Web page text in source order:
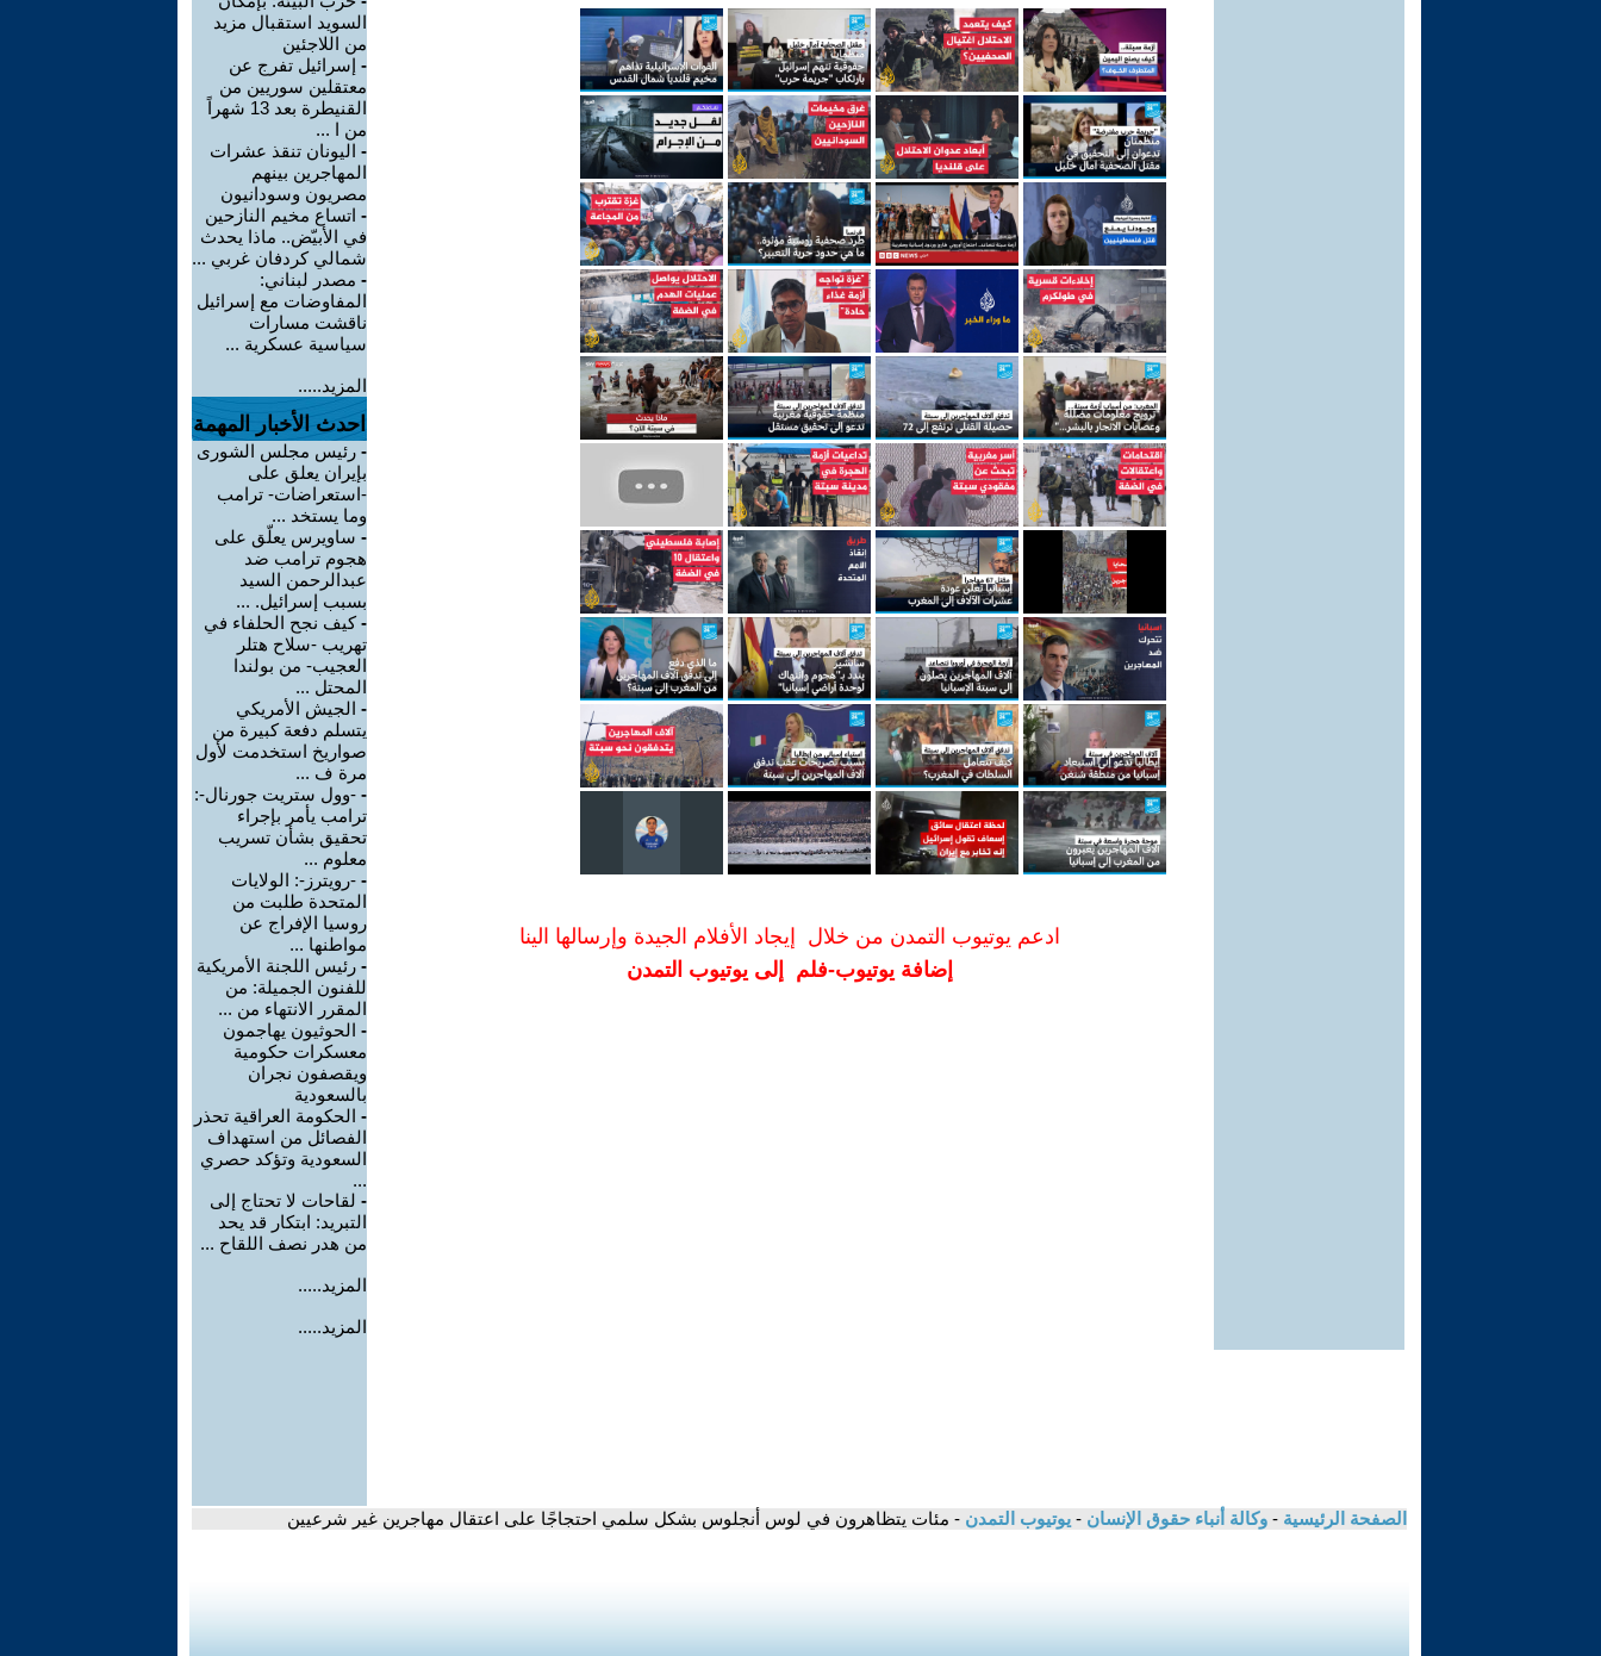
ادعم يوتيوب التمدن من خلال إيجاد الأفلام الجيدة وإرسالها الينا
إضافة يوتيوب-فلم إلى يوتيوب التمدن
السويد استقبال مزيد
من اللاجئين
- إسرائيل تفرج عن
معتقلين سوريين من
القنيطرة بعد 13 شهراً
من ا ...
- اليونان تنقذ عشرات
المهاجرين بينهم
مصريون وسودانيون
- اتساع مخيم النازحين
في الأبيّض.. ماذا يحدث
شمالي كردفان غربي ...
- مصدر لبناني:
المفاوضات مع إسرائيل
ناقشت مسارات
سياسية عسكرية ...
المزيد.....
احدث الأخبار المهمة
- رئيس مجلس الشورى
بإيران يعلق على
-استعراضات- ترامب
وما يستخد ...
- ساويرس يعلّق على
هجوم ترامب ضد
عبدالرحمن السيد
بسبب إسرائيل. ...
-كيف نجح الحلفاء في
تهريب -سلاح هتلر
العجيب- من بولندا
المحتل ...
- الجيش الأمريكي
يتسلم دفعة كبيرة من
صواريخ استخدمت لأول
مرة ف ...
- -وول ستريت جورنال-:
ترامب يأمر بإجراء
تحقيق بشأن تسريب
معلوم ...
- -رويترز-: الولايات
المتحدة طلبت من
روسيا الإفراج عن
مواطنها ...
- رئيس اللجنة الأمريكية
للفنون الجميلة: من
المقرر الانتهاء من ...
- الحوثيون يهاجمون
معسكرات حكومية
ويقصفون نجران
بالسعودية
- الحكومة العراقية تحذر
الفصائل من استهداف
السعودية وتؤكد حصري
...
- لقاحات لا تحتاج إلى
التبريد: ابتكار قد يحد
من هدر نصف اللقاح ...
المزيد.....
المزيد.....
الصفحة الرئيسية - وكالة أنباء حقوق الإنسان - يوتيوب التمدن - مئات يتظاهرون في لوس أنجلوس بشكل سلمي احتجاجًا على اعتقال مهاجرين غير شرعيين